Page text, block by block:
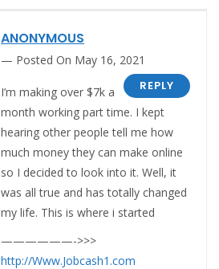
ANONYMOUS
Posted On May 16, 2021
REPLY
⁣⁣⁣⁣I’m making over $7k a
month working part time. I kept
hearing other people tell me how
much money they can make online
so I decided to look into it. Well, it
was all true and has totally changed
my life. This is where i started⁣
——————->>>
http://Www.Jobcash1.com